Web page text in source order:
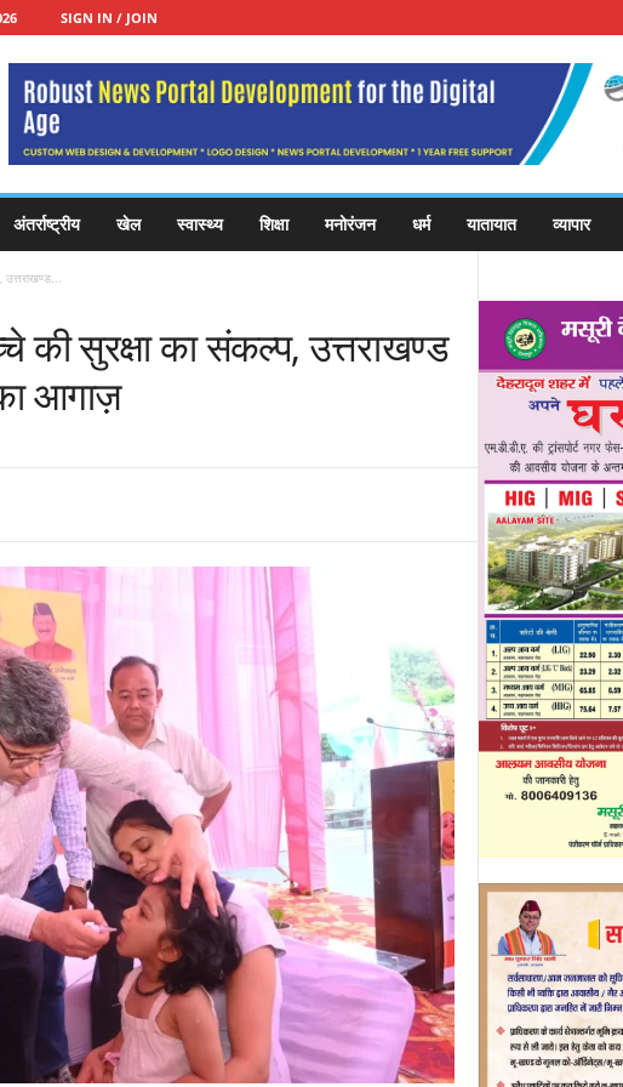
SIGN IN / JOIN
अंतर्राष्ट्रीय खेल स्वास्थ्य शिक्षा मनोरंजन धर्म यातायात व्यापार
उत्तराखण्ड...
की सुरक्षा का संकल्प, उत्तराखण्ड
आगाज़